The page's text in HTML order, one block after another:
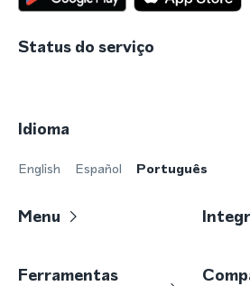
Status do serviço
Idioma
English Español Português
Menu
Ferramentas